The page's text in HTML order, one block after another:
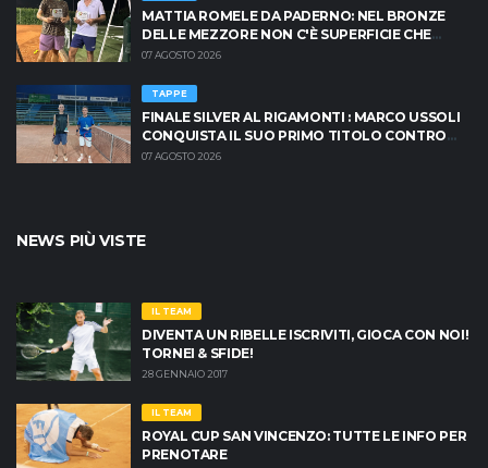
MATTIA ROMELE DA PADERNO: NEL BRONZE
DELLE MEZZORE NON C'È SUPERFICIE CHE
TENGA
07 AGOSTO 2026
TAPPE
FINALE SILVER AL RIGAMONTI : MARCO USSOLI
CONQUISTA IL SUO PRIMO TITOLO CONTRO
MASSIMO CRISCIONE
07 AGOSTO 2026
NEWS PIÙ VISTE
IL TEAM
DIVENTA UN RIBELLE ISCRIVITI, GIOCA CON NOI!
TORNEI & SFIDE!
28 GENNAIO 2017
IL TEAM
ROYAL CUP SAN VINCENZO: TUTTE LE INFO PER
PRENOTARE